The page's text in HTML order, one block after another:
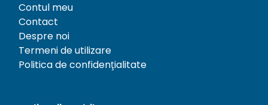
Contul meu
Contact
Despre noi
Termeni de utilizare
Politica de confidențialitate